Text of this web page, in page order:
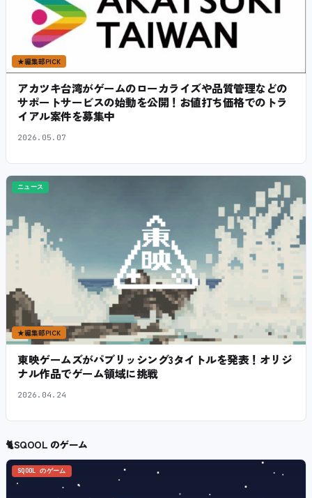
★編集部PICK
アカツキ台湾がゲームのローカライズや品質管理などの
サポートサービスの始動を公開！お値打ち価格でのトラ
イアル案件を募集中
2026.05.07
ニュース
★編集部PICK
東映ゲームズがパブリッシング3タイトルを発表！オリジ
ナル作品でゲーム領域に挑戦
2026.04.24
🐈SQOOL のゲーム
SQOOL のゲーム